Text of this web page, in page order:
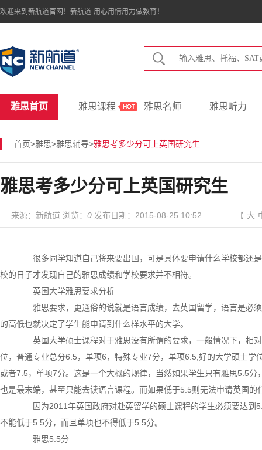
欢迎来到新航道官网！新航道-用心用情用力做教育！
雅思首页 雅思课程 雅思名师 雅思听力
首页>雅思>雅思辅导>雅思考多少分可上英国研究生
雅思考多少分可上英国研究生
来源：新航道 浏览： 0 发布日期：2015-08-25 10:52 【 大
很多同学知道自己将来要出国，可是具体要申请什么学校都还
校的日子才发现自己的雅思成绩和学校要求并不相符。
英国大学雅思要求分析
雅思要求，更通俗的说就是语言成绩，去英国留学，语言是必
的高低也就决定了学生能申请到什么样水平的大学。
英国大学硕士课程对于雅思没有所谓的要求，一般情况下，相
位，普通专业总分6.5，单项6，特殊专业7分，单项6.5;好的大学硕士
或者7.5，单项7分。这是一个大概的规律，当然如果学生只有雅思5.5
也是最末端，甚至只能去读语言课程。而如果低于5.5则无法申请英国的
因为2011年英国政府对赴英留学的硕士课程的学生必须要达到
不能低于5.5分，而且单项也不得低于5.5分。
雅思5.5分